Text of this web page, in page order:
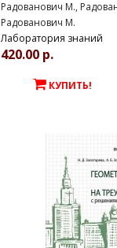
Радованович М.,
Радованович М.
Лаборатория знаний
420.00 р.
КУПИТЬ!